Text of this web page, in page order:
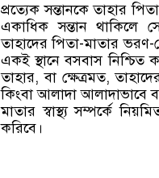
প্রত্যেক সন্তানকে তাহার
একাধিক সন্তান থাকিলে
তাহাদের পিতা-মাতার ভরণ-
একই স্থানে বসবাস নিশ্চিত
তাহার, বা ক্ষেত্রমত,
কিংবা আলাদা আলাদাভাবে
মাতার স্বাস্থ্য সম্পর্কে
করিবে।